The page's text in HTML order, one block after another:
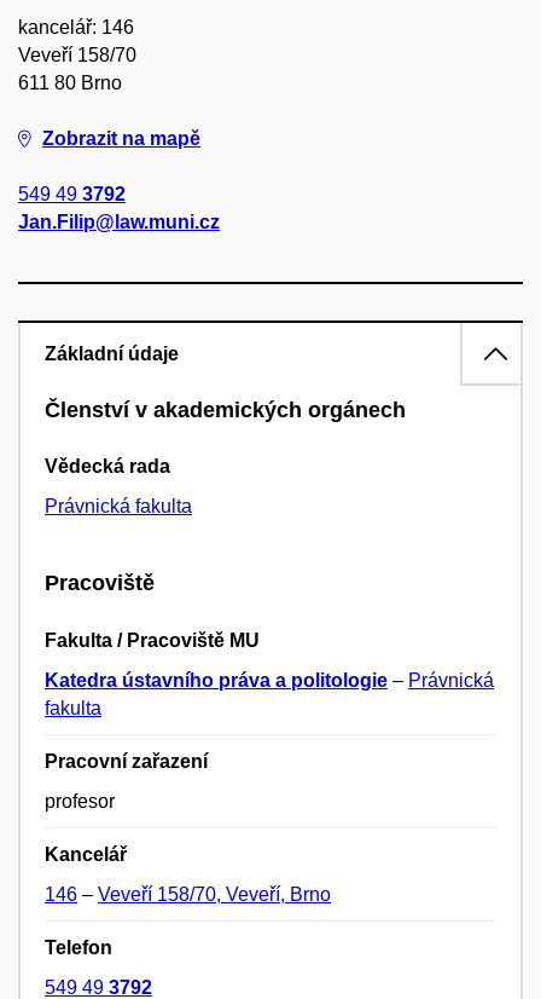
kancelář: 146
Veveří 158/70
611 80 Brno
Zobrazit na mapě
549 49 3792
Jan.Filip@law.muni.cz
Základní údaje
Členství v akademických orgánech
Vědecká rada
Právnická fakulta
Pracoviště
Fakulta / Pracoviště MU
Katedra ústavního práva a politologie – Právnická
fakulta
Pracovní zařazení
profesor
Kancelář
146 – Veveří 158/70, Veveří, Brno
Telefon
549 49 3792